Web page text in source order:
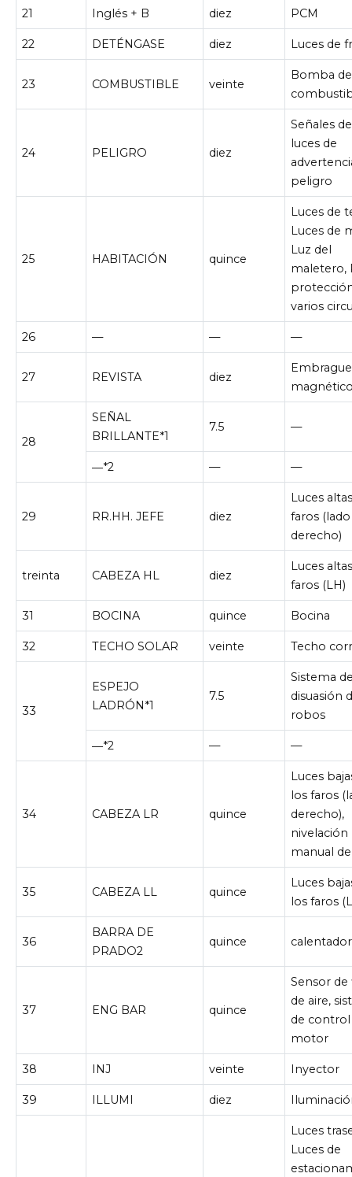
21 Inglés + B diez PCM
22 DETÉNGASE diez Luces de
23 COMBUSTIBLE veinte
Bomba de
24 PELIGRO diez
Señales
luces de
peligro
25 HABITACIÓN quince
Luces de
Luces de
Luz del
maletero,
varios
26 — — —
27 REVISTA diez
Embrague
28
SEÑAL
BRILLANTE*1
7.5 —
―*2 — —
29 RR.HH. JEFE diez
Luces
faros (lado
derecho)
treinta CABEZA HL diez
Luces
faros (LH)
31 BOCINA quince Bocina
32 TECHO SOLAR veinte Techo
33
ESPEJO
LADRÓN*1
7.5
Sistema
disuasión
robos
―*2 — —
34 CABEZA LR quince
Luces
los faros
derecho),
nivelación
manual
35 CABEZA LL quince
Luces
los faros
36
BARRA DE
PRADO2
quince
37 ENG BAR quince
Sensor de
de aire,
de
motor
38 INJ veinte Inyector
39 ILLUMI diez
Luces
Luces de